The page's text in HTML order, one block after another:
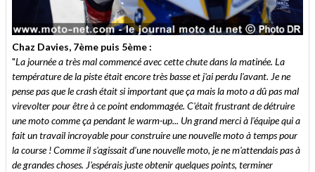
Chaz Davies, 7ème puis 5ème :
"La journée a très mal commencé avec cette chute dans la matinée. La
température de la piste était encore très basse et j'ai perdu l'avant. Je ne
pense pas que le crash était si important que ça mais la moto a dû pas mal
virevolter pour être à ce point endommagée. C'était frustrant de détruire
une moto comme ça pendant le warm-up... Un grand merci à l'équipe qui a
fait un travail incroyable pour construire une nouvelle moto à temps pour
la course ! Comme il s'agissait d'une nouvelle moto, je ne m'attendais pas à
de grandes choses. J'espérais juste obtenir quelques points, terminer